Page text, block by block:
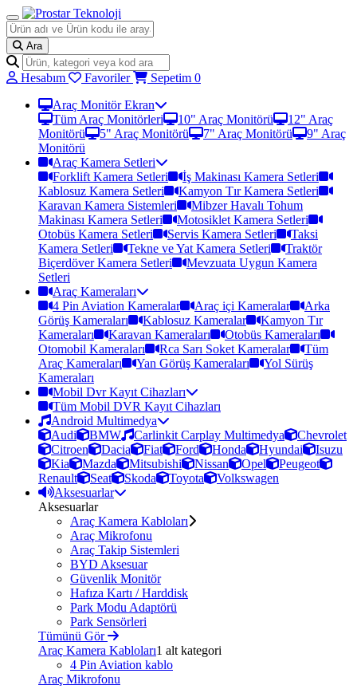
Ara
Hesabım Favoriler Sepetim 0
Araç Monitör Ekran
Tüm Araç Monitörleri
10" Araç Monitörü
12" Araç
Monitörü
5" Araç Monitörü 7" Araç Monitörü
9" Araç
Monitörü
Araç Kamera Setleri
Forklift Kamera Setleri
İş Makinası Kamera Setleri
Kablosuz Kamera Setleri
Kamyon Tır Kamera Setleri
Karavan Kamera Sistemleri
Mibzer Havalı Tohum
Makinası Kamera Setleri
Motosiklet Kamera Setleri
Otobüs Kamera Setleri
Servis Kamera Setleri
Taksi
Kamera Setleri
Tekne ve Yat Kamera Setleri
Traktör
Biçerdöver Kamera Setleri
Mevzuata Uygun Kamera
Setleri
Araç Kameraları
4 Pin Aviation Kameralar
Araç içi Kameralar
Arka
Görüş Kameraları
Kablosuz Kameralar
Kamyon Tır
Kameraları
Karavan Kameraları
Otobüs Kameraları
Otomobil Kameraları
Rca Sarı Soket Kameralar
Tüm
Araç Kameraları
Yan Görüş Kameraları
Yol Sürüş
Kameraları
Mobil Dvr Kayıt Cihazları
Tüm Mobil DVR Kayıt Cihazları
Android Multimedya
Audi
BMW Carlinkit Carplay Multimedya
Chevrolet
Citroen
Dacia Fiat Ford Honda Hyundai
Isuzu
Kia
Mazda Mitsubishi Nissan Opel
Peugeot
Renault
Seat Skoda Toyota
Volkswagen
Aksesuarlar
Aksesuarlar
Araç Kamera Kabloları
Araç Mikrofonu
Araç Takip Sistemleri
BYD Aksesuar
Güvenlik Monitör
Hafıza Kartı / Harddisk
Park Modu Adaptörü
Park Sensörleri
Tümünü Gör
Araç Kamera Kabloları1 alt kategori
4 Pin Aviation kablo
Araç Mikrofonu